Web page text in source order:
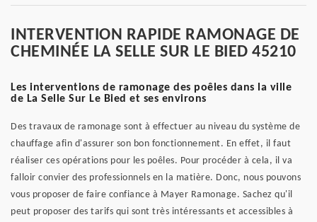
INTERVENTION RAPIDE RAMONAGE DE
CHEMINÉE LA SELLE SUR LE BIED 45210
Les interventions de ramonage des poêles dans la ville
de La Selle Sur Le Bied et ses environs
Des travaux de ramonage sont à effectuer au niveau du système de
chauffage afin d'assurer son bon fonctionnement. En effet, il faut
réaliser ces opérations pour les poêles. Pour procéder à cela, il va
falloir convier des professionnels en la matière. Donc, nous pouvons
vous proposer de faire confiance à Mayer Ramonage. Sachez qu'il
peut proposer des tarifs qui sont très intéressants et accessibles à